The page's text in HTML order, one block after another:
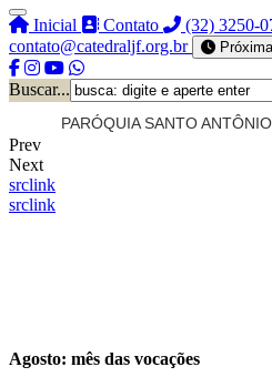
Inicial Contato
(32) 3250-
contato@catedraljf.org.br
Buscar...
PARÓQUIA SANTO ANTÔNIO
Prev
Next
srclink
srclink
Agosto: mês das vocações